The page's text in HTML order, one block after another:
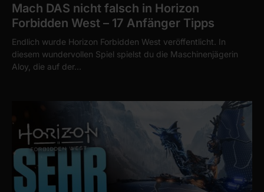
Mach DAS nicht falsch in Horizon
Forbidden West – 17 Anfänger Tipps
Endlich wurde Horizon Forbidden West veröffentlicht. In
diesem wundervollen Spiel spielst du die Maschinenjägerin
Aloy, die auf der…